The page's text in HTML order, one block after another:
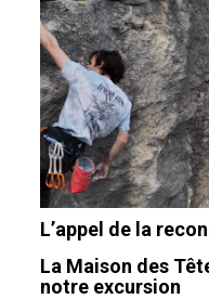
L’appel de la
La Maison des
notre excursion